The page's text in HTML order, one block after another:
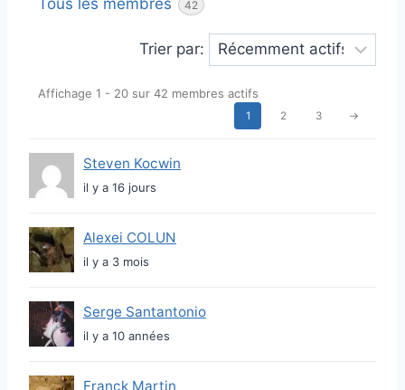
c
r
u
m
e
b
r
42
Trier par:
n
n
u
i
Affichage 1 - 20 sur 42 membres actifs
1 2 3 →
Steven Kocwin
il y a 16 jours
Alexei COLUN
il y a 3 mois
Serge Santantonio
il y a 10 années
Franck Martin